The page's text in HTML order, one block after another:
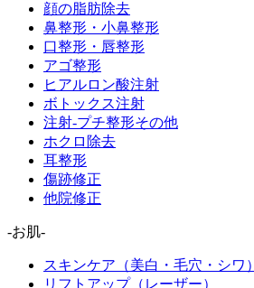
顔の脂肪除去
鼻整形・小鼻整形
口整形・唇整形
アゴ整形
ヒアルロン酸注射
ボトックス注射
注射-プチ整形その他
ホクロ除去
耳整形
傷跡修正
他院修正
-お肌-
スキンケア（美白・毛穴・シワ）
リフトアップ（レーザー）